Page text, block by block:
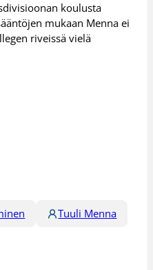
koulusta
mukaan Menna ei
riveissä vielä
Tuuli Menna